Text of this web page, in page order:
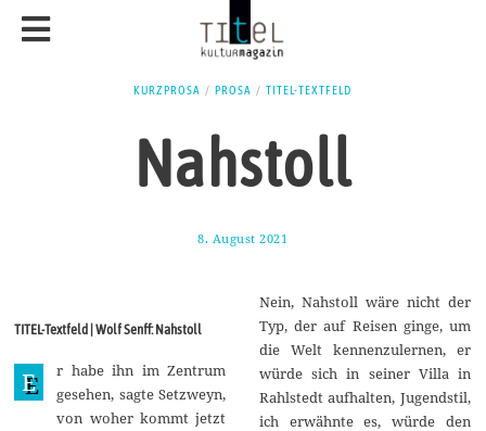
KURZPROSA / PROSA / TITEL-TEXTFELD
Nahstoll
8. August 2021
u
u
s
t
2
0
2
TITEL-Textfeld | Wolf Senff: Nahstoll
E
r habe ihn im Zentrum
gesehen, sagte Setzweyn,
von woher kommt jetzt
Nein, Nahstoll wäre nicht der
Typ, der auf Reisen ginge, um
die Welt kennenzulernen, er
würde sich in seiner Villa in
Rahlstedt aufhalten, Jugendstil,
ich erwähnte es, würde den